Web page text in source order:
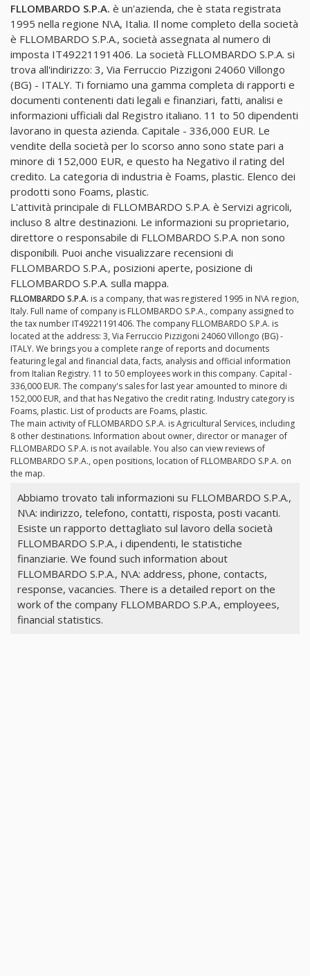
FLLOMBARDO S.P.A. è un'azienda, che è stata registrata
1995 nella regione N\A, Italia. Il nome completo della società
è FLLOMBARDO S.P.A., società assegnata al numero di
imposta IT49221191406. La società FLLOMBARDO S.P.A. si
trova all'indirizzo: 3, Via Ferruccio Pizzigoni 24060 Villongo
(BG) - ITALY. Ti forniamo una gamma completa di rapporti e
documenti contenenti dati legali e finanziari, fatti, analisi e
informazioni ufficiali dal Registro italiano. 11 to 50 dipendenti
lavorano in questa azienda. Capitale - 336,000 EUR. Le
vendite della società per lo scorso anno sono state pari a
minore di 152,000 EUR, e questo ha Negativo il rating del
credito. La categoria di industria è Foams, plastic. Elenco dei
prodotti sono Foams, plastic.
L'attività principale di FLLOMBARDO S.P.A. è Servizi agricoli,
incluso 8 altre destinazioni. Le informazioni su proprietario,
direttore o responsabile di FLLOMBARDO S.P.A. non sono
disponibili. Puoi anche visualizzare recensioni di
FLLOMBARDO S.P.A., posizioni aperte, posizione di
FLLOMBARDO S.P.A. sulla mappa.
FLLOMBARDO S.P.A. is a company, that was registered 1995 in N\A region,
Italy. Full name of company is FLLOMBARDO S.P.A., company assigned to
the tax number IT49221191406. The company FLLOMBARDO S.P.A. is
located at the address: 3, Via Ferruccio Pizzigoni 24060 Villongo (BG) -
ITALY. We brings you a complete range of reports and documents
featuring legal and financial data, facts, analysis and official information
from Italian Registry. 11 to 50 employees work in this company. Capital -
336,000 EUR. The company's sales for last year amounted to minore di
152,000 EUR, and that has Negativo the credit rating. Industry category is
Foams, plastic. List of products are Foams, plastic.
The main activity of FLLOMBARDO S.P.A. is Agricultural Services, including
8 other destinations. Information about owner, director or manager of
FLLOMBARDO S.P.A. is not available. You also can view reviews of
FLLOMBARDO S.P.A., open positions, location of FLLOMBARDO S.P.A. on
the map.
Abbiamo trovato tali informazioni su FLLOMBARDO S.P.A.,
N\A: indirizzo, telefono, contatti, risposta, posti vacanti.
Esiste un rapporto dettagliato sul lavoro della società
FLLOMBARDO S.P.A., i dipendenti, le statistiche
finanziarie. We found such information about
FLLOMBARDO S.P.A., N\A: address, phone, contacts,
response, vacancies. There is a detailed report on the
work of the company FLLOMBARDO S.P.A., employees,
financial statistics.